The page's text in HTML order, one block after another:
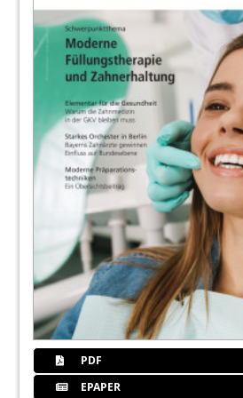
63 eazf Fortbildungen
Redaktiom
Betriebswirtschaft und
Zahnärzt/-innen
Redaktiom
66
Niederlassungs- und
Praxisabgabeseminare
Redaktiom
Aufstiegsfortbildungen und
Weiterqualifizierungen für
Redaktiom
69Vorläufige Prüfungstermine
Aufstiegsfortbildungen
Redaktiom
PDF
EPAPER